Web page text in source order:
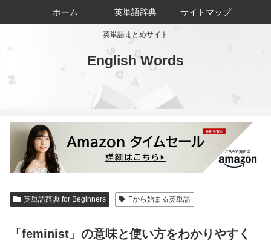
英単語まとめサイト
English Words
ホーム 英単語辞典 サイトマップ
英単語辞典 for Beginners Fから始まる英単語
「feminist」の意味と使い方をわかりやすく